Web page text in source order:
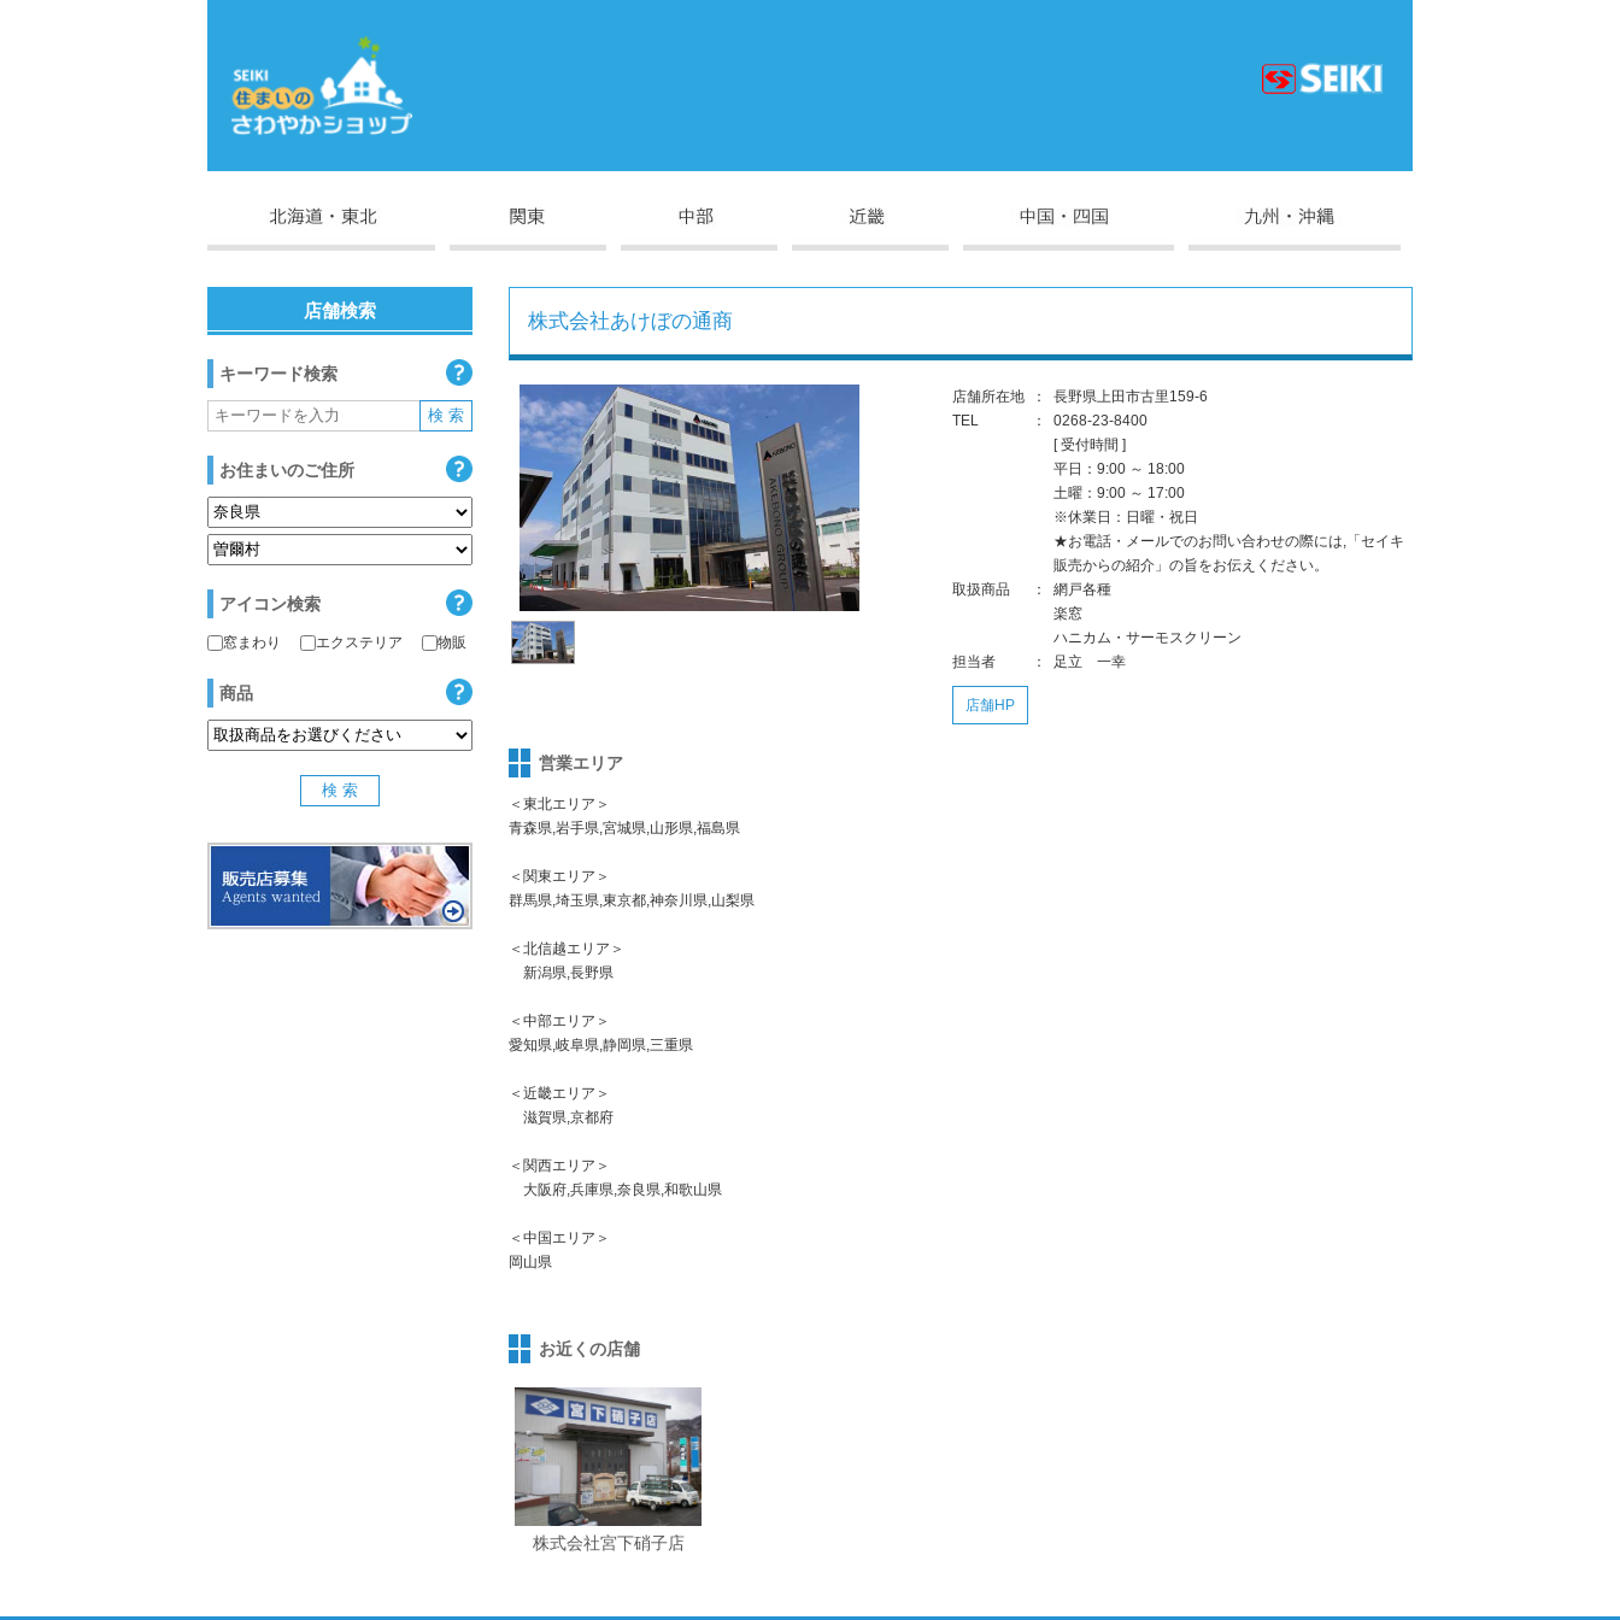
株式会社あけぼの通商
店舗所在地 ：
長野県上田市古里159-6
TEL
：
0268-23-8400
[ 受付時間 ]
平日：9:00 ～ 18:00
土曜：9:00 ～ 17:00
※休業日：日曜・祝日
★お電話・メールでのお問い合わせの際には,「セイキ
販売からの紹介」の旨をお伝えください。
取扱商品
：
網戸各種
楽窓
ハニカム・サーモスクリーン
担当者
： 足立 一幸
店舗HP
営業エリア
＜東北エリア＞
青森県,岩手県,宮城県,山形県,福島県
＜関東エリア＞
群馬県,埼玉県,東京都,神奈川県,山梨県
＜北信越エリア＞
新潟県,長野県
＜中部エリア＞
愛知県,岐阜県,静岡県,三重県
＜近畿エリア＞
滋賀県,京都府
＜関西エリア＞
大阪府,兵庫県,奈良県,和歌山県
＜中国エリア＞
岡山県
お近くの店舗
株式会社宮下硝子店
店舗検索
キーワード検索
お住まいのご住所
アイコン検索
窓まわり エクステリア 物販
商品